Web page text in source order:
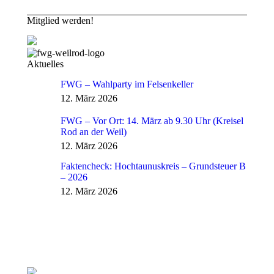
Mitglied werden!
Aktuelles
FWG – Wahlparty im Felsenkeller
12. März 2026
FWG – Vor Ort: 14. März ab 9.30 Uhr (Kreisel
Rod an der Weil)
12. März 2026
Faktencheck: Hochtaunuskreis – Grundsteuer B
– 2026
12. März 2026